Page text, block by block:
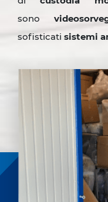
sono
sofisticati sistemi